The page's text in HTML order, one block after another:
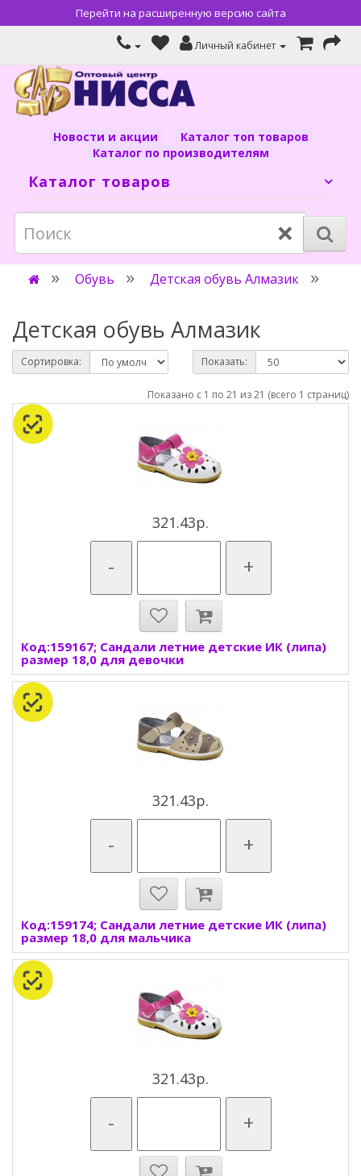
Перейти на расширенную версию сайта
Личный кабинет
Новости и акции
Каталог топ товаров
Каталог по производителям
Каталог товаров
×
Обувь Детская обувь Алмазик
Детская обувь Алмазик
Сортировка: Показать:
Показано с 1 по 21 из 21 (всего 1 страниц)
321.43р.
- +
Код:159167; Сандали летние детские ИК (липа)
размер 18,0 для девочки
321.43р.
- +
Код:159174; Сандали летние детские ИК (липа)
размер 18,0 для мальчика
321.43р.
- +